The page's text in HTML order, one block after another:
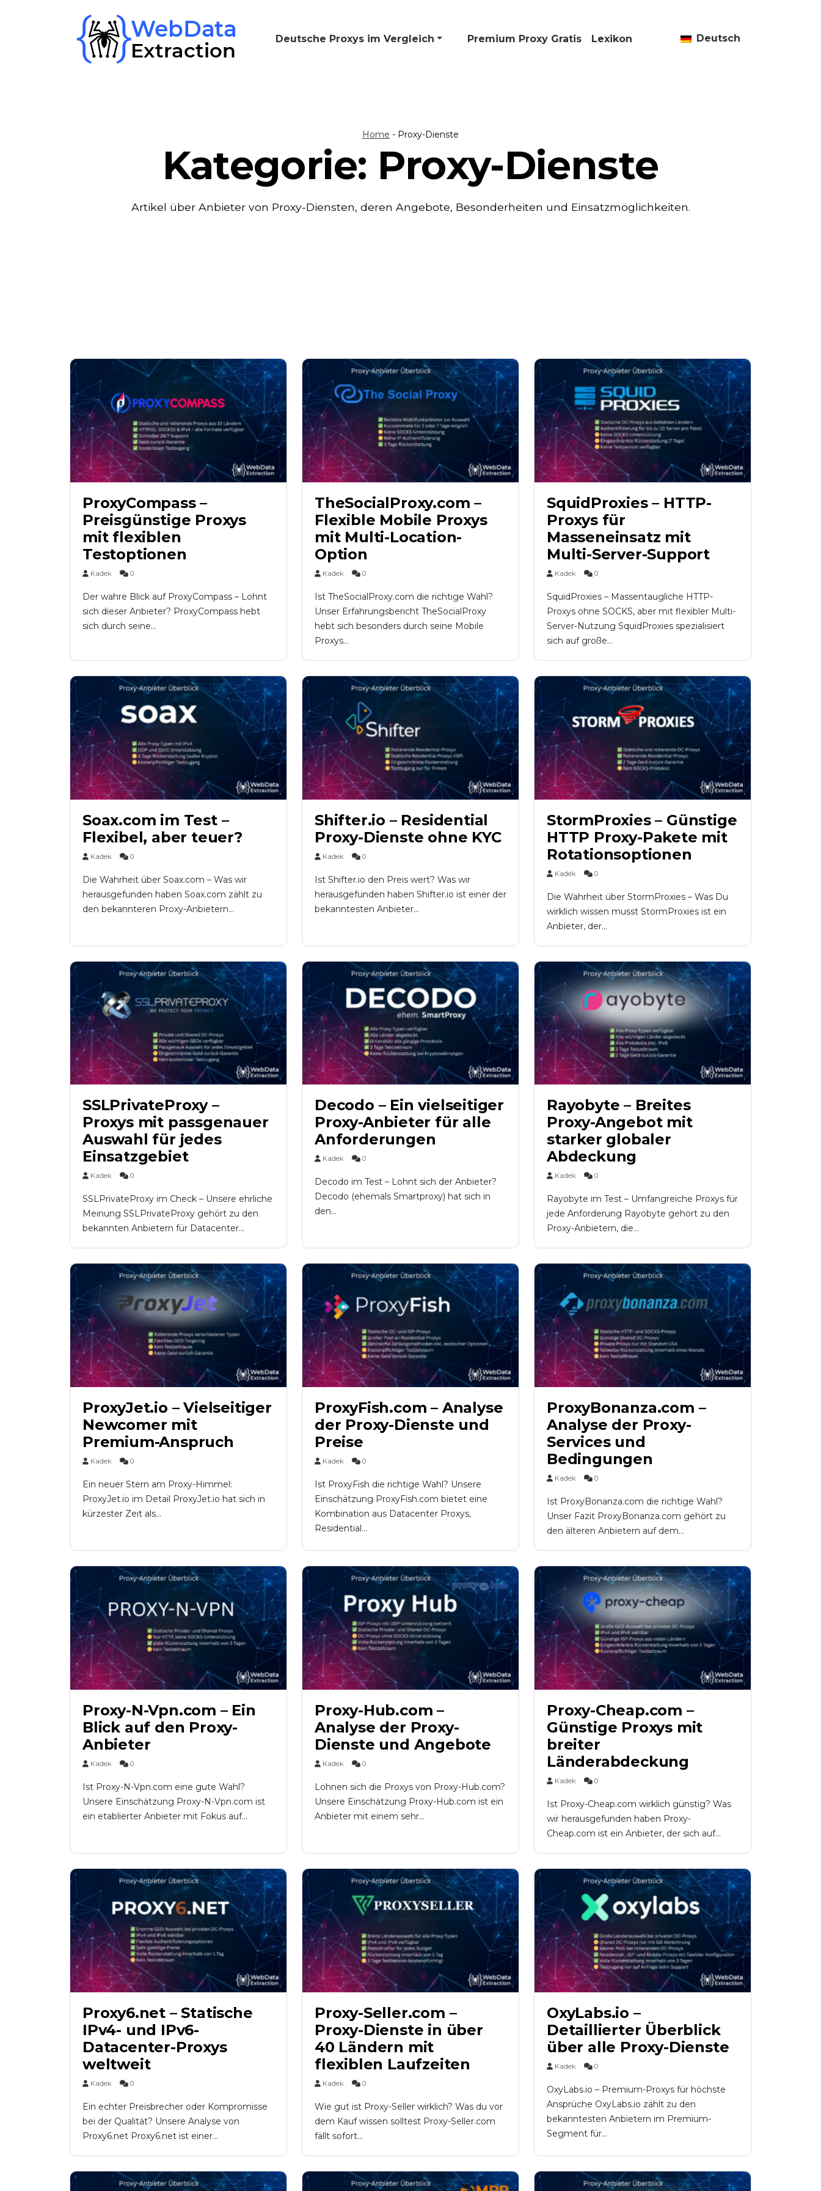
Deutsche Proxys im Vergleich 🎁 Premium Proxy Gratis Lexikon Deutsch
Home - Proxy-Dienste
Kategorie: Proxy-Dienste
Artikel über Anbieter von Proxy-Diensten, deren Angebote, Besonderheiten und Einsatzmöglichkeiten.
ProxyCompass –
Preisgünstige Proxys
mit flexiblen
Testoptionen
Kadek 0
Der wahre Blick auf ProxyCompass – Lohnt
sich dieser Anbieter? ProxyCompass hebt
sich durch seine...
TheSocialProxy.com –
Flexible Mobile Proxys
mit Multi-Location-
Option
Kadek 0
Ist TheSocialProxy.com die richtige Wahl?
Unser Erfahrungsbericht TheSocialProxy
hebt sich besonders durch seine Mobile
Proxys...
SquidProxies – HTTP-
Proxys für
Masseneinsatz mit
Multi-Server-Support
Kadek 0
SquidProxies – Massentaugliche HTTP-
Proxys ohne SOCKS, aber mit flexibler Multi-
Server-Nutzung SquidProxies spezialisiert
sich auf große...
Soax.com im Test –
Flexibel, aber teuer?
Kadek 0
Die Wahrheit über Soax.com – Was wir
herausgefunden haben Soax.com zählt zu
den bekannteren Proxy-Anbietern...
Shifter.io – Residential
Proxy-Dienste ohne KYC
Kadek 0
Ist Shifter.io den Preis wert? Was wir
herausgefunden haben Shifter.io ist einer der
bekanntesten Anbieter...
StormProxies – Günstige
HTTP Proxy-Pakete mit
Rotationsoptionen
Kadek 0
Die Wahrheit über StormProxies – Was Du
wirklich wissen musst StormProxies ist ein
Anbieter, der...
SSLPrivateProxy –
Proxys mit passgenauer
Auswahl für jedes
Einsatzgebiet
Kadek 0
SSLPrivateProxy im Check – Unsere ehrliche
Meinung SSLPrivateProxy gehört zu den
bekannten Anbietern für Datacenter...
Decodo – Ein vielseitiger
Proxy-Anbieter für alle
Anforderungen
Kadek 0
Decodo im Test – Lohnt sich der Anbieter?
Decodo (ehemals Smartproxy) hat sich in
den...
Rayobyte – Breites
Proxy-Angebot mit
starker globaler
Abdeckung
Kadek 0
Rayobyte im Test – Umfangreiche Proxys für
jede Anforderung Rayobyte gehört zu den
Proxy-Anbietern, die...
ProxyJet.io – Vielseitiger
Newcomer mit
Premium-Anspruch
Kadek 0
Ein neuer Stern am Proxy-Himmel:
ProxyJet.io im Detail ProxyJet.io hat sich in
kürzester Zeit als...
ProxyFish.com – Analyse
der Proxy-Dienste und
Preise
Kadek 0
Ist ProxyFish die richtige Wahl? Unsere
Einschätzung ProxyFish.com bietet eine
Kombination aus Datacenter Proxys,
Residential...
ProxyBonanza.com –
Analyse der Proxy-
Services und
Bedingungen
Kadek 0
Ist ProxyBonanza.com die richtige Wahl?
Unser Fazit ProxyBonanza.com gehört zu
den älteren Anbietern auf dem...
Proxy-N-Vpn.com – Ein
Blick auf den Proxy-
Anbieter
Kadek 0
Ist Proxy-N-Vpn.com eine gute Wahl?
Unsere Einschätzung Proxy-N-Vpn.com ist
ein etablierter Anbieter mit Fokus auf...
Proxy-Hub.com –
Analyse der Proxy-
Dienste und Angebote
Kadek 0
Lohnen sich die Proxys von Proxy-Hub.com?
Unsere Einschätzung Proxy-Hub.com ist ein
Anbieter mit einem sehr...
Proxy-Cheap.com –
Günstige Proxys mit
breiter
Länderabdeckung
Kadek 0
Ist Proxy-Cheap.com wirklich günstig? Was
wir herausgefunden haben Proxy-
Cheap.com ist ein Anbieter, der sich auf...
Proxy6.net – Statische
IPv4- und IPv6-
Datacenter-Proxys
weltweit
Kadek 0
Ein echter Preisbrecher oder Kompromisse
bei der Qualität? Unsere Analyse von
Proxy6.net Proxy6.net ist einer...
Proxy-Seller.com –
Proxy-Dienste in über
40 Ländern mit
flexiblen Laufzeiten
Kadek 0
Wie gut ist Proxy-Seller wirklich? Was du vor
dem Kauf wissen solltest Proxy-Seller.com
fällt sofort...
OxyLabs.io –
Detaillierter Überblick
über alle Proxy-Dienste
Kadek 0
OxyLabs.io – Premium-Proxys für höchste
Ansprüche OxyLabs.io zählt zu den
bekanntesten Anbietern im Premium-
Segment für...